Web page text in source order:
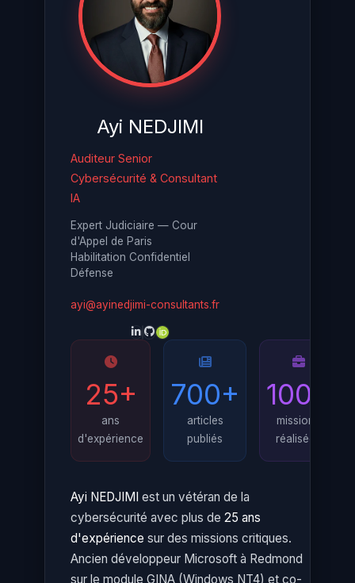
Ayi NEDJIMI
Auditeur Senior
Cybersécurité & Consultant
IA
Expert Judiciaire — Cour
d'Appel de Paris
Habilitation Confidentiel
Défense
ayi@ayinedjimi-consultants.fr
25+
ans
d'expérience
700+
articles
publiés
100+
missions
réalisées
Ayi NEDJIMI est un vétéran de la
cybersécurité avec plus de 25 ans
d'expérience sur des missions critiques.
Ancien développeur Microsoft à Redmond
sur le module GINA (Windows NT4) et co-